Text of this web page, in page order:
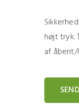
højt tryk.
af